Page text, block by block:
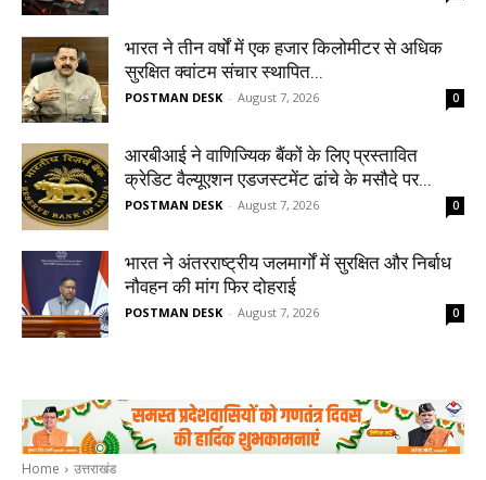
भारत ने तीन वर्षों में एक हजार किलोमीटर से अधिक
सुरक्षित क्वांटम संचार स्थापित...
POSTMAN DESK - August 7, 2026 0
आरबीआई ने वाणिज्यिक बैंकों के लिए प्रस्तावित
क्रेडिट वैल्यूएशन एडजस्टमेंट ढांचे के मसौदे पर...
POSTMAN DESK - August 7, 2026 0
भारत ने अंतरराष्ट्रीय जलमार्गों में सुरक्षित और निर्बाध
नौवहन की मांग फिर दोहराई
POSTMAN DESK - August 7, 2026 0